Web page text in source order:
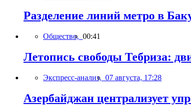
Разделение линий метро в
Общество, 00:41
Летопись свободы Тебриза:
Экспресс-анализ, 07 августа, 17:28
Азербайджан централизует